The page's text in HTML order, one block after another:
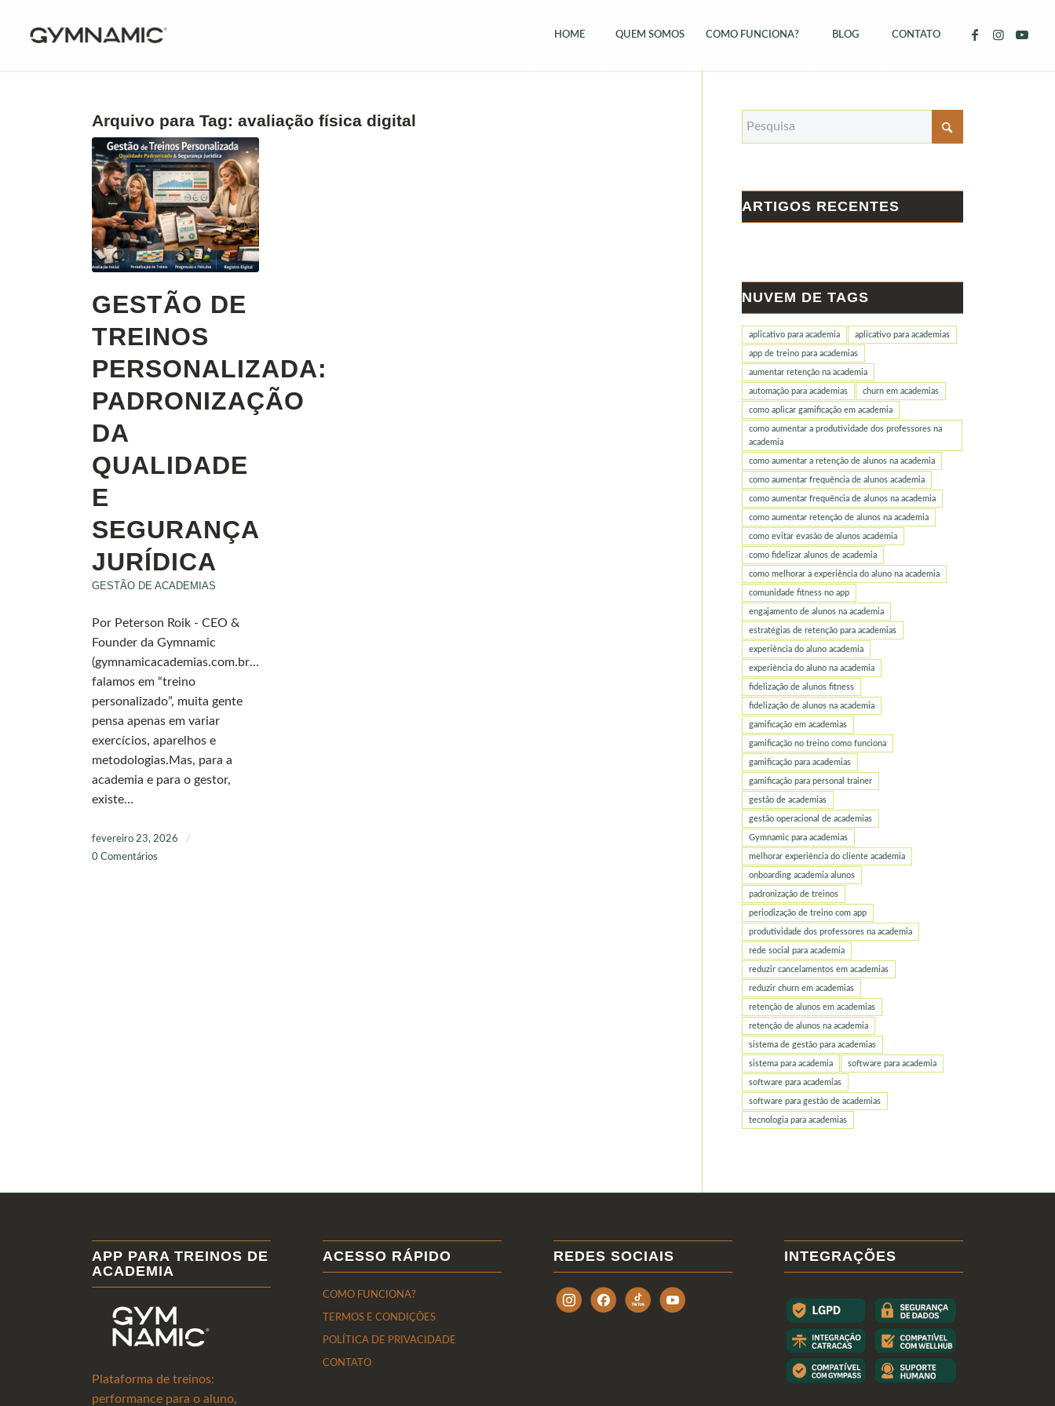
HOME QUEM SOMOS COMO FUNCIONA? BLOG CONTATO
Arquivo para Tag:avaliação física digital
GESTÃO DE
TREINOS
PERSONALIZADA:
PADRONIZAÇÃO
DA
QUALIDADE
E
SEGURANÇA
JURÍDICA
GESTÃO DE ACADEMIAS
Por Peterson Roik - CEO &
Founder da Gymnamic
(gymnamicacademias.com.br)Quando
falamos em “treino
personalizado”, muita gente
pensa apenas em variar
exercícios, aparelhos e
metodologias.Mas, para a
academia e para o gestor,
existe…
fevereiro 23, 2026
/
0 Comentários
ARTIGOS RECENTES
NUVEM DE TAGS
aplicativo para academia aplicativo para academias
app de treino para academias
aumentar retenção na academia
automação para academias churn em academias
como aplicar gamificação em academia
como aumentar a produtividade dos professores na
academia
como aumentar a retenção de alunos na academia
como aumentar frequência de alunos academia
como aumentar frequência de alunos na academia
como aumentar retenção de alunos na academia
como evitar evasão de alunos academia
como fidelizar alunos de academia
como melhorar a experiência do aluno na academia
comunidade fitness no app
engajamento de alunos na academia
estratégias de retenção para academias
experiência do aluno academia
experiência do aluno na academia
fidelização de alunos fitness
fidelização de alunos na academia
gamificação em academias
gamificação no treino como funciona
gamificação para academias
gamificação para personal trainer
gestão de academias
gestão operacional de academias
Gymnamic para academias
melhorar experiência do cliente academia
onboarding academia alunos
padronização de treinos
periodização de treino com app
produtividade dos professores na academia
rede social para academia
reduzir cancelamentos em academias
reduzir churn em academias
retenção de alunos em academias
retenção de alunos na academia
sistema de gestão para academias
sistema para academia software para academia
software para academias
software para gestão de academias
tecnologia para academias
APP PARA TREINOS DE
ACADEMIA
Plataforma de treinos:
performance para o aluno,
ACESSO RÁPIDO
COMO FUNCIONA?
TERMOS E CONDIÇÕES
POLÍTICA DE PRIVACIDADE
CONTATO
REDES SOCIAIS INTEGRAÇÕES